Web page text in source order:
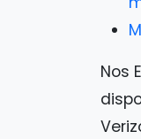
Nos